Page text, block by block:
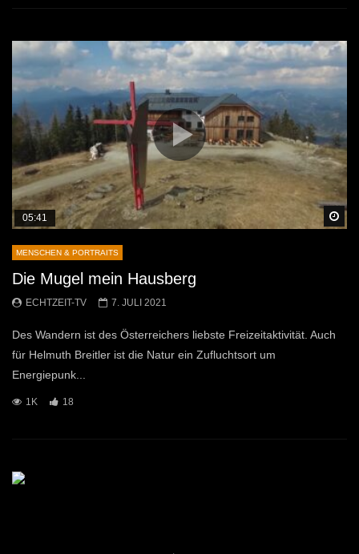
05:41
MENSCHEN & PORTRAITS
Die Mugel mein Hausberg
ECHTZEIT-TV 7. JULI 2021
Des Wandern ist des Österreichers liebste Freizeitaktivität. Auch
für Helmuth Breitler ist die Natur ein Zufluchtsort um
Energiepunk...
1K 18